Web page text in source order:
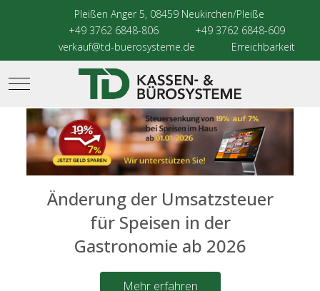
Pleißen Anger 5, 08459 Neukirchen/Pleiße
+49 3762 6848-806
+49 3762 6848-609
verkauf@td-buerosysteme.de
Erreichbarkeit
Mobile Menu Toggle
Änderung der Umsatzsteuer
für Speisen in der
Gastronomie ab 2026
Mehr erfahren